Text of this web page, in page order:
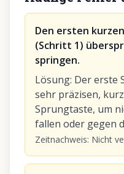
Den ersten
(Schritt 1)
springen.
Lösung: Der erste
sehr präzisen,
Sprungtaste, um
fallen oder gegen
Zeitnachweis: Nicht